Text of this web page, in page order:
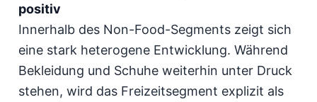
positiv
Innerhalb des Non-Food-Segments zeigt sich
eine stark heterogene Entwicklung. Während
Bekleidung und Schuhe weiterhin unter Druck
stehen, wird das Freizeitsegment explizit als